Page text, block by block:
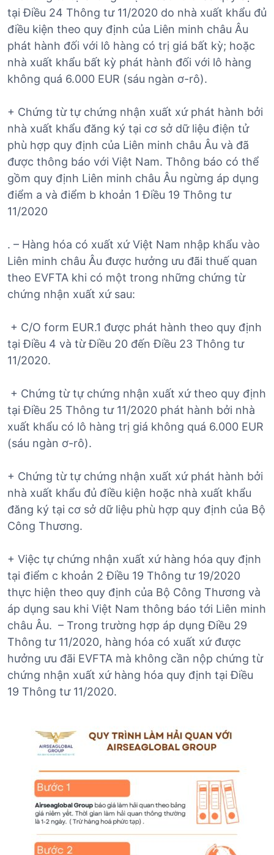
tại Điều 24 Thông tư 11/2020 do nhà xuất khẩu đủ
điều kiện theo quy định của Liên minh châu Âu
phát hành đối với lô hàng có trị giá bất kỳ; hoặc
nhà xuất khẩu bất kỳ phát hành đối với lô hàng
không quá 6.000 EUR (sáu ngàn ơ-rô).
+ Chứng từ tự chứng nhận xuất xứ phát hành bởi
nhà xuất khẩu đăng ký tại cơ sở dữ liệu điện tử
phù hợp quy định của Liên minh châu Âu và đã
được thông báo với Việt Nam. Thông báo có thể
gồm quy định Liên minh châu Âu ngừng áp dụng
điểm a và điểm b khoản 1 Điều 19 Thông tư
11/2020
. – Hàng hóa có xuất xứ Việt Nam nhập khẩu vào
Liên minh châu Âu được hưởng ưu đãi thuế quan
theo EVFTA khi có một trong những chứng từ
chứng nhận xuất xứ sau:
+ C/O form EUR.1 được phát hành theo quy định
tại Điều 4 và từ Điều 20 đến Điều 23 Thông tư
11/2020.
+ Chứng từ tự chứng nhận xuất xứ theo quy định
tại Điều 25 Thông tư 11/2020 phát hành bởi nhà
xuất khẩu có lô hàng trị giá không quá 6.000 EUR
(sáu ngàn ơ-rô).
+ Chứng từ tự chứng nhận xuất xứ phát hành bởi
nhà xuất khẩu đủ điều kiện hoặc nhà xuất khẩu
đăng ký tại cơ sở dữ liệu phù hợp quy định của Bộ
Công Thương.
+ Việc tự chứng nhận xuất xứ hàng hóa quy định
tại điểm c khoản 2 Điều 19 Thông tư 19/2020
thực hiện theo quy định của Bộ Công Thương và
áp dụng sau khi Việt Nam thông báo tới Liên minh
châu Âu. – Trong trường hợp áp dụng Điều 29
Thông tư 11/2020, hàng hóa có xuất xứ được
hưởng ưu đãi EVFTA mà không cần nộp chứng từ
chứng nhận xuất xứ hàng hóa quy định tại Điều
19 Thông tư 11/2020.